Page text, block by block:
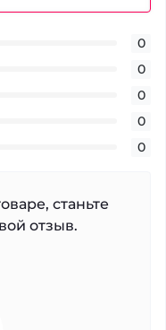
0
0
0
0
0
станьте
отзыв.